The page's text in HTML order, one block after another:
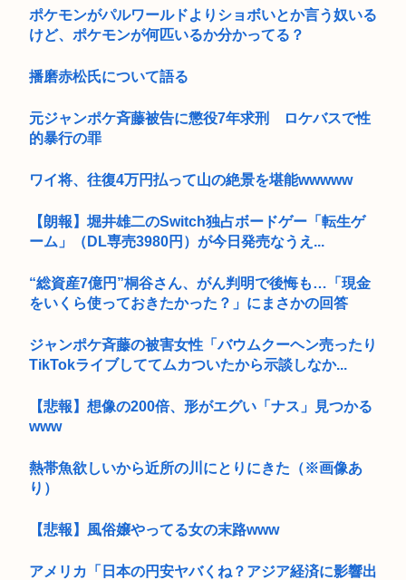
ポケモンがパルワールドよりショボいとか言う奴いる
けど、ポケモンが何匹いるか分かってる？
播磨赤松氏について語る
元ジャンポケ斉藤被告に懲役7年求刑 ロケバスで性
的暴行の罪
ワイ将、往復4万円払って山の絶景を堪能wwwww
【朗報】堀井雄二のSwitch独占ボードゲー「転生ゲ
ーム」（DL専売3980円）が今日発売なうえ...
“総資産7億円”桐谷さん、がん判明で後悔も…「現金
をいくら使っておきたかった？」にまさかの回答
ジャンポケ斉藤の被害女性「バウムクーヘン売ったり
TikTokライブしててムカついたから示談しなか...
【悲報】想像の200倍、形がエグい「ナス」見つかる
www
熱帯魚欲しいから近所の川にとりにきた（※画像あ
り）
【悲報】風俗嬢やってる女の末路www
アメリカ「日本の円安ヤバくね？アジア経済に影響出